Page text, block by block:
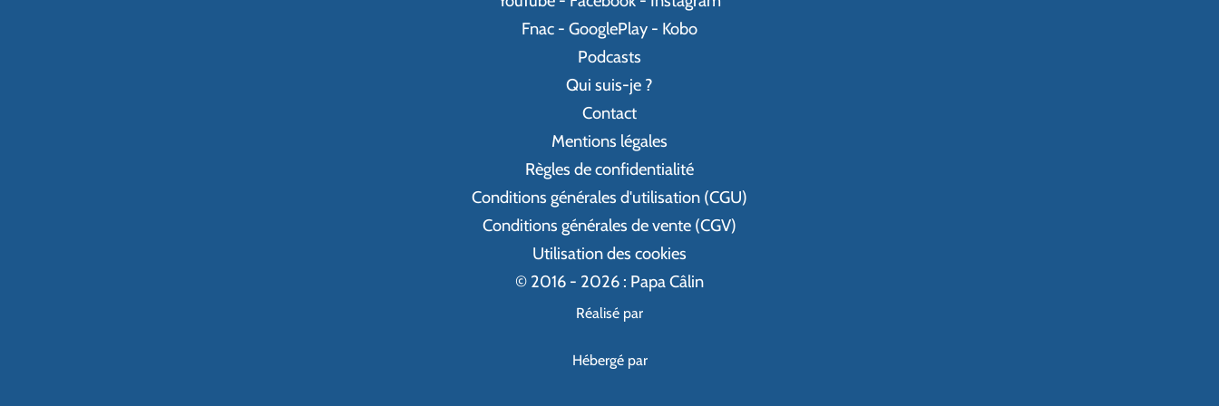
Fnac - GooglePlay - Kobo
Podcasts
Qui suis-je ?
Contact
Mentions légales
Règles de confidentialité
Conditions générales d'utilisation (CGU)
Conditions générales de vente (CGV)
Utilisation des cookies
© 2016 - 2026 : Papa Câlin
Réalisé par
Hébergé par